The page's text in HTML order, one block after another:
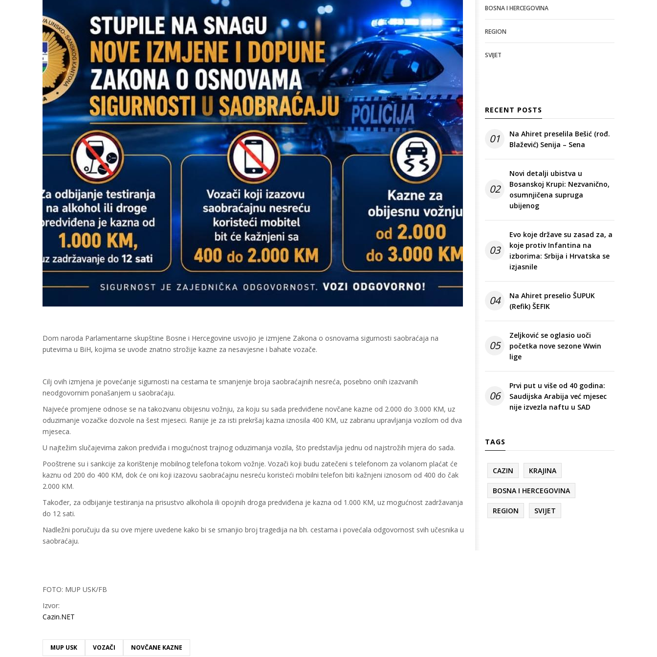
Dom naroda Parlamentarne skupštine Bosne i Hercegovine usvojio je izmjene Zakona o osnovama sigurnosti saobraćaja na
putevima u BiH, kojima se uvode znatno strožije kazne za nesavjesne i bahate vozače.
Cilj ovih izmjena je povećanje sigurnosti na cestama te smanjenje broja saobraćajnih nesreća, posebno onih izazvanih
neodgovornim ponašanjem u saobraćaju.
Najveće promjene odnose se na takozvanu obijesnu vožnju, za koju su sada predviđene novčane kazne od 2.000 do 3.000 KM, uz
oduzimanje vozačke dozvole na šest mjeseci. Ranije je za isti prekršaj kazna iznosila 400 KM, uz zabranu upravljanja vozilom od dva
mjeseca.
U najtežim slučajevima zakon predviđa i mogućnost trajnog oduzimanja vozila, što predstavlja jednu od najstrožih mjera do sada.
Pooštrene su i sankcije za korištenje mobilnog telefona tokom vožnje. Vozači koji budu zatečeni s telefonom za volanom plaćat će
kaznu od 200 do 400 KM, dok će oni koji izazovu saobraćajnu nesreću koristeći mobilni telefon biti kažnjeni iznosom od 400 do čak
2.000 KM.
Također, za odbijanje testiranja na prisustvo alkohola ili opojnih droga predviđena je kazna od 1.000 KM, uz mogućnost zadržavanja
do 12 sati.
Nadležni poručuju da su ove mjere uvedene kako bi se smanjio broj tragedija na bh. cestama i povećala odgovornost svih učesnika u
saobraćaju.
FOTO: MUP USK/FB
Izvor:
Cazin.NET
MUP USK VOZAČI NOVČANE KAZNE
BOSNA I HERCEGOVINA
REGION
SVIJET
RECENT POSTS
01
Na Ahiret preselila Bešić (rođ.
Blažević) Senija – Sena
02
Novi detalji ubistva u
Bosanskoj Krupi: Nezvanično,
osumnjičena supruga
ubijenog
03
Evo koje države su zasad za, a
koje protiv Infantina na
izborima: Srbija i Hrvatska se
izjasnile
04
Na Ahiret preselio ŠUPUK
(Refik) ŠEFIK
05
Zeljković se oglasio uoči
početka nove sezone Wwin
lige
06
Prvi put u više od 40 godina:
Saudijska Arabija već mjesec
nije izvezla naftu u SAD
TAGS
CAZIN KRAJINA
BOSNA I HERCEGOVINA
REGION SVIJET